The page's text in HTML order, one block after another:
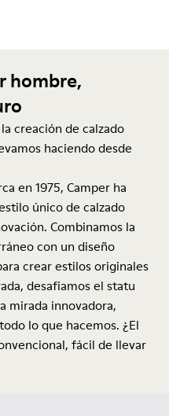
hombre,
creación de calzado
haciendo desde
en 1975, Camper ha
único de calzado
Combinamos la
con un diseño
crear estilos originales
desafiamos el statu
mirada innovadora,
lo que hacemos. ¿El
fácil de llevar